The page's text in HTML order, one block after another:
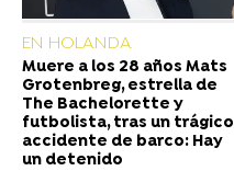
EN HOLANDA
Muere a los 28 años Mats
Grotenbreg, estrella de
The Bachelorette y
futbolista, tras un trágico
accidente de barco: Hay
un detenido